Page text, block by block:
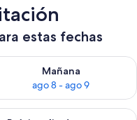
estas fechas
ago 7 - ago 8
Mañana
ago 8 - ago 9
la disponibilidad
de semana, ago 7 -
la disponibilidad